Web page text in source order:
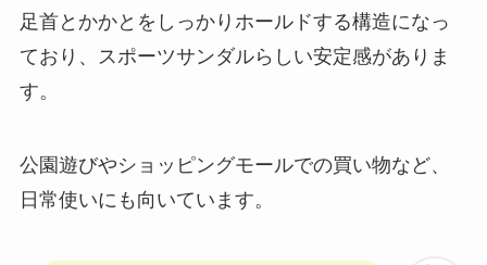
足首とかかとをしっかりホールドする構造になっ
ており、スポーツサンダルらしい安定感がありま
す。
公園遊びやショッピングモールでの買い物など、
日常使いにも向いています。